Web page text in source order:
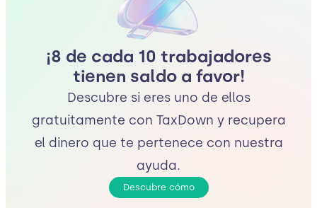
¡8 de cada 10 trabajadores
tienen saldo a favor!
Descubre si eres uno de ellos
gratuitamente con TaxDown y recupera
el dinero que te pertenece con nuestra
ayuda.
Descubre cómo